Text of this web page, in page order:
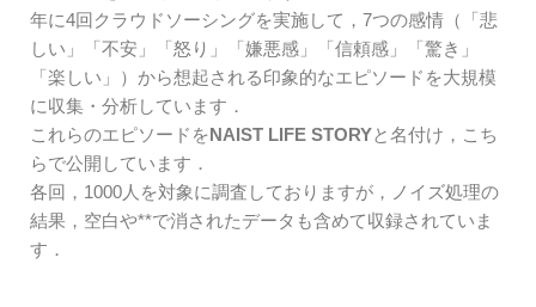
年に4回クラウドソーシングを実施して，7つの感情（「悲
しい」「不安」「怒り」「嫌悪感」「信頼感」「驚き」
「楽しい」）から想起される印象的なエピソードを大規模
に収集・分析しています．
これらのエピソードをNAIST LIFE STORYと名付け，こち
らで公開しています．
各回，1000人を対象に調査しておりますが，ノイズ処理の
結果，空白や**で消されたデータも含めて収録されていま
す．